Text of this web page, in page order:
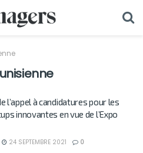
l’appel à candidatures pour les
innovantes en vue de l’Expo
24 SEPTEMBRE 2021 0